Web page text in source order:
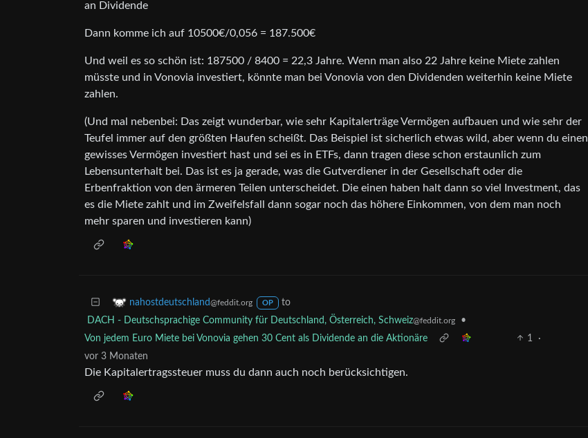
an Dividende
Dann komme ich auf 10500€/0,056 = 187.500€
Und weil es so schön ist: 187500 / 8400 = 22,3 Jahre. Wenn man also 22 Jahre keine Miete zahlen
müsste und in Vonovia investiert, könnte man bei Vonovia von den Dividenden weiterhin keine Miete
zahlen.
(Und mal nebenbei: Das zeigt wunderbar, wie sehr Kapitalerträge Vermögen aufbauen und wie sehr der
Teufel immer auf den größten Haufen scheißt. Das Beispiel ist sicherlich etwas wild, aber wenn du einen
gewisses Vermögen investiert hast und sei es in ETFs, dann tragen diese schon erstaunlich zum
Lebensunterhalt bei. Das ist es ja gerade, was die Gutverdiener in der Gesellschaft oder die
Erbenfraktion von den ärmeren Teilen unterscheidet. Die einen haben halt dann so viel Investment, das
es die Miete zahlt und im Zweifelsfall dann sogar noch das höhere Einkommen, von dem man noch
mehr sparen und investieren kann)
nahostdeutschland@feddit.org OP
to
DACH - Deutschsprachige Community für Deutschland, Österreich, Schweiz@feddit.org
•
Von jedem Euro Miete bei Vonovia gehen 30 Cent als Dividende an die Aktionäre
1
·
vor 3 Monaten
Die Kapitalertragssteuer muss du dann auch noch berücksichtigen.